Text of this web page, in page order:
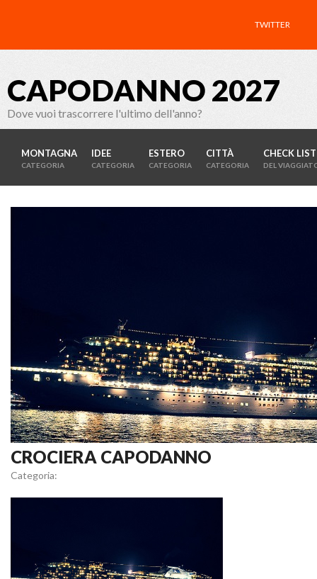
TWITTER
CAPODANNO 2027
Dove vuoi trascorrere l'ultimo dell'anno?
MONTAGNA
CATEGORIA
IDEE
CATEGORIA
ESTERO
CATEGORIA
CITTÀ
CATEGORIA
CHECK LIST
DEL
CROCIERA CAPODANNO
Categoria: